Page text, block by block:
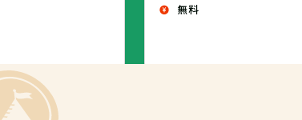
無料